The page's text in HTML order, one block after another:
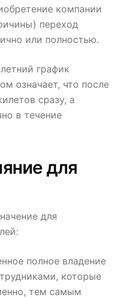
компании
переход
или полностью.
график
означает, что после
сразу, а
в течение
для
для
полное владение
которые
тем самым